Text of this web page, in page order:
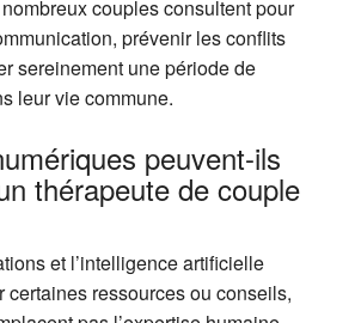
couples consultent pour
prévenir les conflits
sereinement une période de
leur vie commune.
peuvent-ils
thérapeute de couple
et l’intelligence artificielle
certaines ressources ou conseils,